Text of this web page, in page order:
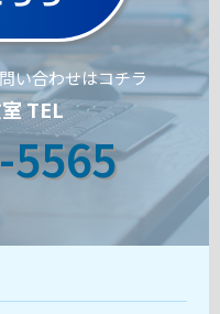
い合わせはコチラ
TEL
5565